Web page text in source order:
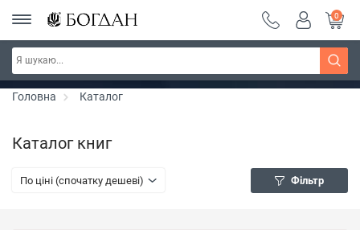
Серія "Чейзіана" ~ знижка 20%
0
Головна Каталог
Каталог книг
По ціні (спочатку дешеві) Фільтр